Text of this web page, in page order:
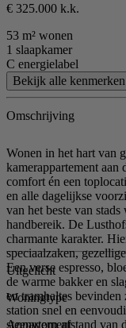
€ 325.000 k.k.
53 m² wonen
1 slaapkamer
C energielabel
Bekijk alle kenmerken
Omschrijving
Wonen in het hart van
kamerappartement aan
comfort én een
en alle dagelijkse
van het beste van
handbereik. De
charmante karakter.
speciaalzaken,
Een verse espresso,
de warme bakker en
en tramhaltes
station snel en
steenworp afstand van
Uitgelicht
Woningtype
Appartement